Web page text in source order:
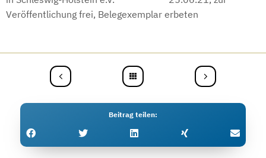
Veröffentlichung frei, Belegexemplar erbeten
Beitrag teilen